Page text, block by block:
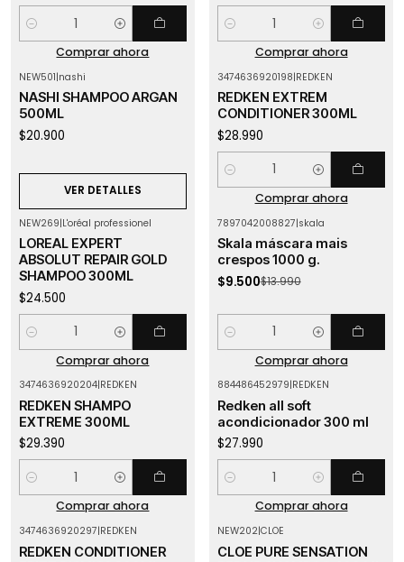
Cantidad
Comprar ahora
Cantidad
Comprar ahora
NEW501|nashi
NASHI SHAMPOO ARGAN
500ML
$20.900
VER DETALLES
3474636920198|REDKEN
REDKEN EXTREM
CONDITIONER 300ML
$28.990
Cantidad
Comprar ahora
NEW269|L'oréal professionel
LOREAL EXPERT
ABSOLUT REPAIR GOLD
SHAMPOO 300ML
$24.500
Cantidad
Comprar ahora
7897042008827|skala
Skala máscara mais
crespos 1000 g.
$9.500$13.990
Cantidad
Comprar ahora
3474636920204|REDKEN
REDKEN SHAMPO
EXTREME 300ML
$29.390
Cantidad
Comprar ahora
884486452979|REDKEN
Redken all soft
acondicionador 300 ml
$27.990
Cantidad
Comprar ahora
3474636920297|REDKEN
REDKEN CONDITIONER
NEW202|CLOE
CLOE PURE SENSATION